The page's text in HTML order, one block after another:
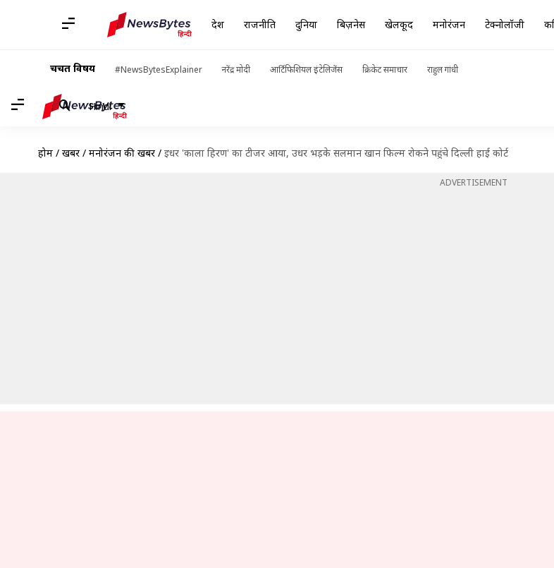
देश राजनीति दुनिया बिज़नेस खेलकूद मनोरंजन टेक्नोलॉजी
चर्चित विषय #NewsBytesExplainer नरेंद्र मोदी आर्टिफिशियल इंटेलिजेंस क्रिकेट समाचार राहुल गांधी
Hindi
होम / खबरें / मनोरंजन की खबरें / इधर 'काला हिरण' का टीजर आया, उधर भड़के सलमान खान फिल्म रोकने पहुंचे दिल्ली हाई कोर्ट
ADVERTISEMENT